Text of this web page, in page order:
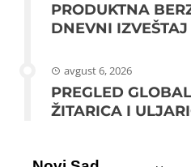
PRODUKTNA
DNEVNI
avgust 6, 2026
PREGLED
ŽITARICA I